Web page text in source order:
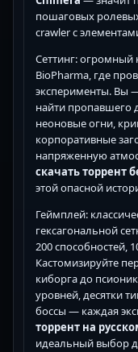
пошаговых
crawler с
Сеттинг: огромный
BioPharma, где
эксперименты. Вы
найти пропавшего
неоновые огни,
корпоративные
напряженную
скачать торрент
этой опасной
Геймплей:
гексагональной
200 способностей,
Кастомизируйте
киборга до
уровней, десятки
боссы — каждая
торрент на
идеальный выбор